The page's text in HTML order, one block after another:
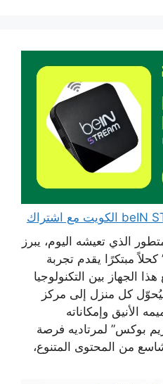
الذي تعيشه اليوم، يبرز
مبتكرًا يقدم تجربة
الجهاز بين التكنولوجيا
كل منزل إلى مركز
الأنيق وإمكاناته
بوكس” لمرتاديه فرصة
من المحتوى المتنوع،